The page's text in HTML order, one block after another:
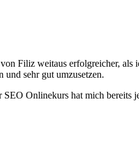
Filiz weitaus erfolgreicher, als
sehr gut umzusetzen.
Onlinekurs hat mich bereits